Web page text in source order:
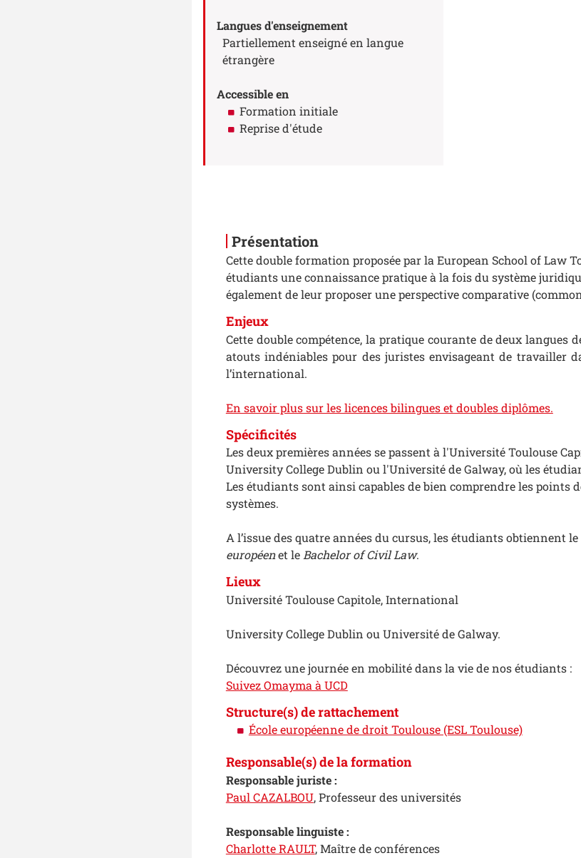
Langues d'enseignement
Partiellement enseigné en langue
étrangère
Accessible en
Formation initiale
Reprise d'étude
Présentation
Cette double formation proposée par la European School of Law
étudiants une connaissance pratique à la fois du système
également de leur proposer une perspective comparative
Enjeux
Cette double compétence, la pratique courante de deux langues
atouts indéniables pour des juristes envisageant de travailler
l’international.
En savoir plus sur les licences bilingues et doubles diplômes.
Spécificités
Les deux premières années se passent à l'Université Toulouse
University College Dublin ou l'Université de Galway, où les
Les étudiants sont ainsi capables de bien comprendre les points
systèmes.
A l’issue des quatre années du cursus, les étudiants obtiennent
européenet le Bachelor of Civil Law.
Lieux
Université Toulouse Capitole, International
University College Dublin ou Université de Galway.
Découvrez une journée en mobilité dans la vie de nos étudiants :
Suivez Omayma à UCD
Structure(s) de rattachement
École européenne de droit Toulouse (ESL Toulouse)
Responsable(s) de la formation
Responsable juriste :
Paul CAZALBOU, Professeur des universités
Responsable linguiste :
Charlotte RAULT, Maître de conférences